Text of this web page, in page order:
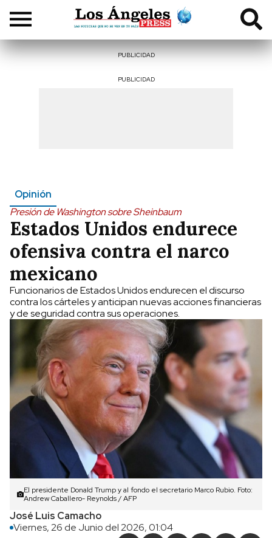
PUBLICIDAD
PUBLICIDAD
Opinión
Presión de Washington sobre Sheinbaum
Estados Unidos endurece
ofensiva contra el narco
mexicano
Funcionarios de Estados Unidos endurecen el discurso
contra los cárteles y anticipan nuevas acciones financieras
y de seguridad contra sus operaciones.
El presidente Donald Trump y al fondo el secretario Marco Rubio. Foto:
Andrew Caballero- Reynolds / AFP
José Luis Camacho
Viernes, 26 de Junio del 2026, 01:04